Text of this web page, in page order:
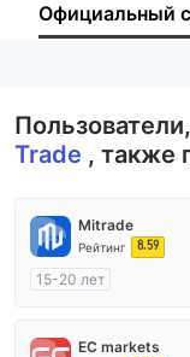
Компания
Официальный
Trade , также
Mitrade
Рейтинг 8.59
15-20 лет
Маркет-Мейкинг (MM)
EC markets